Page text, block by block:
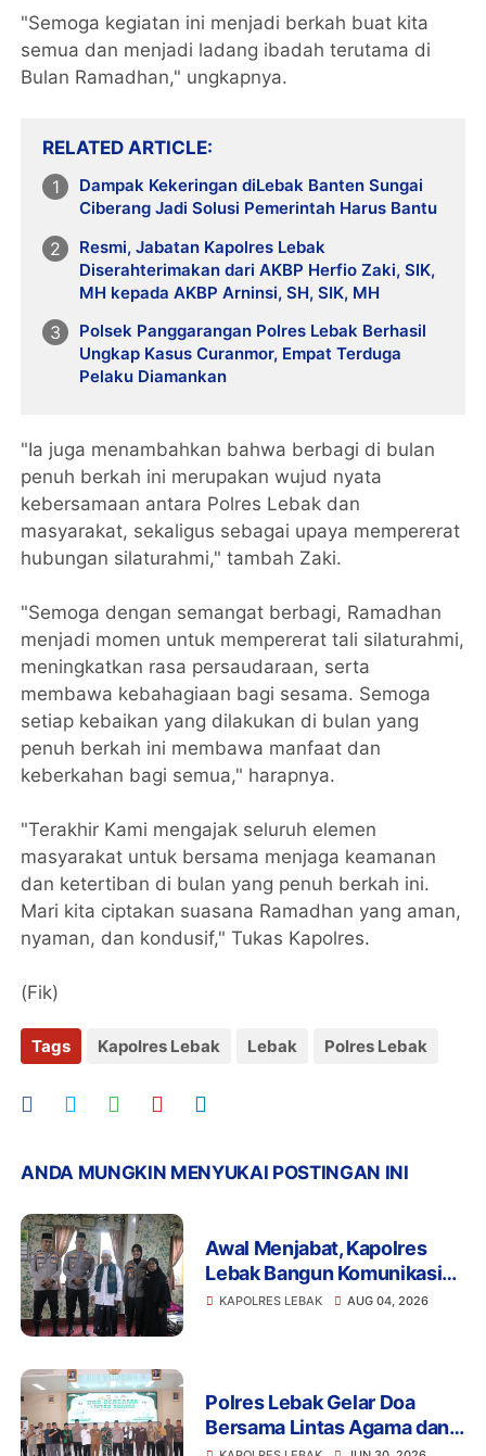
"Semoga kegiatan ini menjadi berkah buat kita
semua dan menjadi ladang ibadah terutama di
Bulan Ramadhan," ungkapnya.
RELATED ARTICLE
Dampak Kekeringan diLebak Banten Sungai
Ciberang Jadi Solusi Pemerintah Harus Bantu
Resmi, Jabatan Kapolres Lebak
Diserahterimakan dari AKBP Herfio Zaki, SIK,
MH kepada AKBP Arninsi, SH, SIK, MH
Polsek Panggarangan Polres Lebak Berhasil
Ungkap Kasus Curanmor, Empat Terduga
Pelaku Diamankan
"Ia juga menambahkan bahwa berbagi di bulan
penuh berkah ini merupakan wujud nyata
kebersamaan antara Polres Lebak dan
masyarakat, sekaligus sebagai upaya mempererat
hubungan silaturahmi," tambah Zaki.
"Semoga dengan semangat berbagi, Ramadhan
menjadi momen untuk mempererat tali silaturahmi,
meningkatkan rasa persaudaraan, serta
membawa kebahagiaan bagi sesama. Semoga
setiap kebaikan yang dilakukan di bulan yang
penuh berkah ini membawa manfaat dan
keberkahan bagi semua," harapnya.
"Terakhir Kami mengajak seluruh elemen
masyarakat untuk bersama menjaga keamanan
dan ketertiban di bulan yang penuh berkah ini.
Mari kita ciptakan suasana Ramadhan yang aman,
nyaman, dan kondusif," Tukas Kapolres.
(Fik)
Tags Kapolres Lebak Lebak Polres Lebak
ANDA MUNGKIN MENYUKAI POSTINGAN INI
Awal Menjabat, Kapolres
Lebak Bangun Komunikasi
dengan Ulama demi
KAPOLRES LEBAK AUG 04, 2026
Polres Lebak Gelar Doa
Bersama Lintas Agama dan